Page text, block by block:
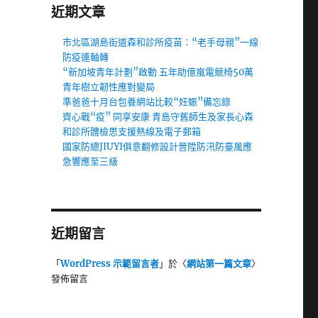
近期文章
市北區湖島街道森和診所疫苗：“老手母親”一線
防疫連軸轉
“新加坡青年計劃”啟動 五年助億嵐電競椅50萬
青年樹立韌性應對變局
準爸爸十月台包養網站比較“妊娠”備忘錄
齊心戰“疫” 同享安康 青島守舊師生及家長心森
和診所體檢思支援熱線及電子郵箱
國家防總JIUYI俱意翻修設計晉陞防汛防臺風應
急響應至三級
近期留言
「WordPress 示範留言者」於〈網站第一篇文章〉
發佈留言